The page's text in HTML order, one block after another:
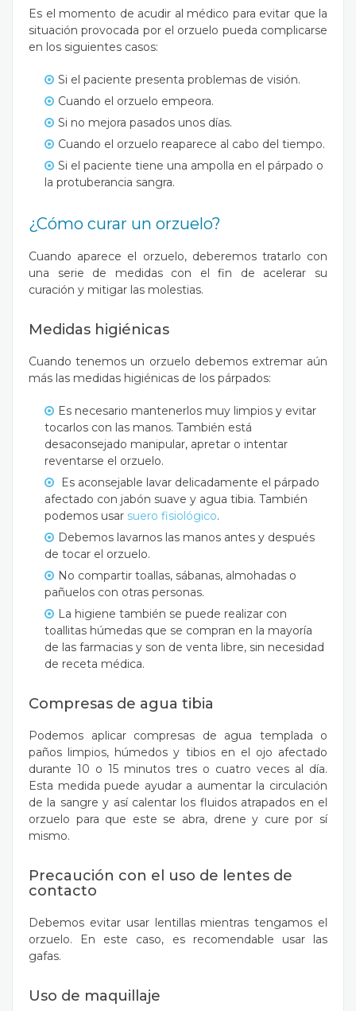
Es el momento de acudir al médico para evitar que la
situación provocada por el orzuelo pueda complicarse
en los siguientes casos:
Si el paciente presenta problemas de visión.
Cuando el orzuelo empeora.
Si no mejora pasados unos días.
Cuando el orzuelo reaparece al cabo del tiempo.
Si el paciente tiene una ampolla en el párpado o
la protuberancia sangra.
¿Cómo curar un orzuelo?
Cuando aparece el orzuelo, deberemos tratarlo con
una serie de medidas con el fin de acelerar su
curación y mitigar las molestias.
Medidas higiénicas
Cuando tenemos un orzuelo debemos extremar aún
más las medidas higiénicas de los párpados:
Es necesario mantenerlos muy limpios y evitar
tocarlos con las manos. También está
desaconsejado manipular, apretar o intentar
reventarse el orzuelo.
Es aconsejable lavar delicadamente el párpado
afectado con jabón suave y agua tibia. También
podemos usar suero fisiológico.
Debemos lavarnos las manos antes y después
de tocar el orzuelo.
No compartir toallas, sábanas, almohadas o
pañuelos con otras personas.
La higiene también se puede realizar con
toallitas húmedas que se compran en la mayoría
de las farmacias y son de venta libre, sin necesidad
de receta médica.
Compresas de agua tibia
Podemos aplicar compresas de agua templada o
paños limpios, húmedos y tibios en el ojo afectado
durante 10 o 15 minutos tres o cuatro veces al día.
Esta medida puede ayudar a aumentar la circulación
de la sangre y así calentar los fluidos atrapados en el
orzuelo para que este se abra, drene y cure por sí
mismo.
Precaución con el uso de lentes de
contacto
Debemos evitar usar lentillas mientras tengamos el
orzuelo. En este caso, es recomendable usar las
gafas.
Uso de maquillaje